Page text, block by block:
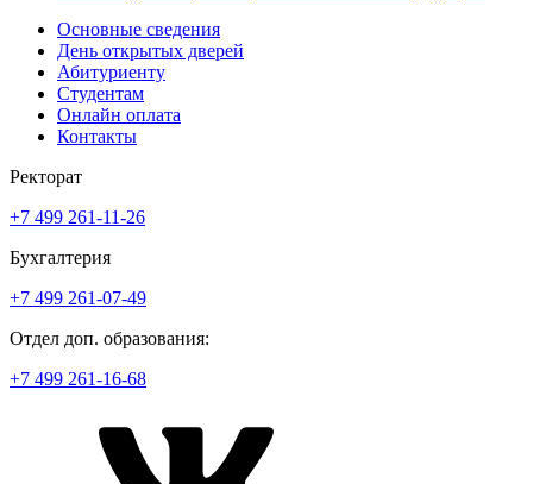
Основные сведения
День открытых дверей
Абитуриенту
Студентам
Онлайн оплата
Контакты
Ректорат
+7 499 261-11-26
Бухгалтерия
+7 499 261-07-49
Отдел доп. образования:
+7 499 261-16-68